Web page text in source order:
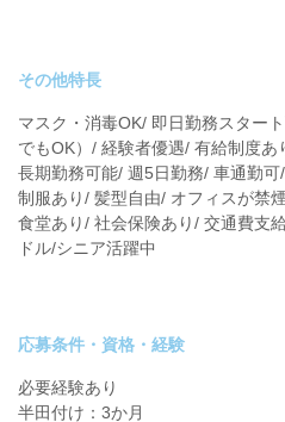
その他特長
マスク・消毒OK/ 即日勤務スター
でもOK）/ 経験者優遇/ 有給制度
長期勤務可能/ 週5日勤務/ 車通勤
制服あり/ 髪型自由/ オフィスが禁
食堂あり/ 社会保険あり/ 交通費支
ドル/シニア活躍中
応募条件・資格・経験
必要経験あり
半田付け：3か月